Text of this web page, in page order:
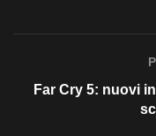
Far Cry 5: nuovi